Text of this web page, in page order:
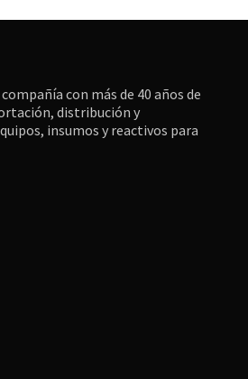
compañía con más de 40 años de
distribución y
insumos y reactivos para